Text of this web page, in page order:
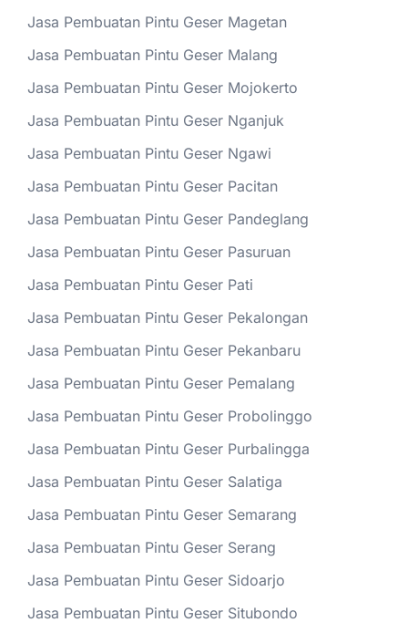
Jasa Pembuatan Pintu Geser Magetan
Jasa Pembuatan Pintu Geser Malang
Jasa Pembuatan Pintu Geser Mojokerto
Jasa Pembuatan Pintu Geser Nganjuk
Jasa Pembuatan Pintu Geser Ngawi
Jasa Pembuatan Pintu Geser Pacitan
Jasa Pembuatan Pintu Geser Pandeglang
Jasa Pembuatan Pintu Geser Pasuruan
Jasa Pembuatan Pintu Geser Pati
Jasa Pembuatan Pintu Geser Pekalongan
Jasa Pembuatan Pintu Geser Pekanbaru
Jasa Pembuatan Pintu Geser Pemalang
Jasa Pembuatan Pintu Geser Probolinggo
Jasa Pembuatan Pintu Geser Purbalingga
Jasa Pembuatan Pintu Geser Salatiga
Jasa Pembuatan Pintu Geser Semarang
Jasa Pembuatan Pintu Geser Serang
Jasa Pembuatan Pintu Geser Sidoarjo
Jasa Pembuatan Pintu Geser Situbondo